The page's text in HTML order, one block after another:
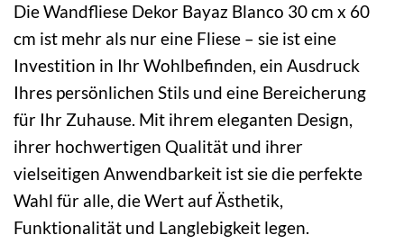
Die Wandfliese Dekor Bayaz Blanco 30 cm x 60
cm ist mehr als nur eine Fliese – sie ist eine
Investition in Ihr Wohlbefinden, ein Ausdruck
Ihres persönlichen Stils und eine Bereicherung
für Ihr Zuhause. Mit ihrem eleganten Design,
ihrer hochwertigen Qualität und ihrer
vielseitigen Anwendbarkeit ist sie die perfekte
Wahl für alle, die Wert auf Ästhetik,
Funktionalität und Langlebigkeit legen.